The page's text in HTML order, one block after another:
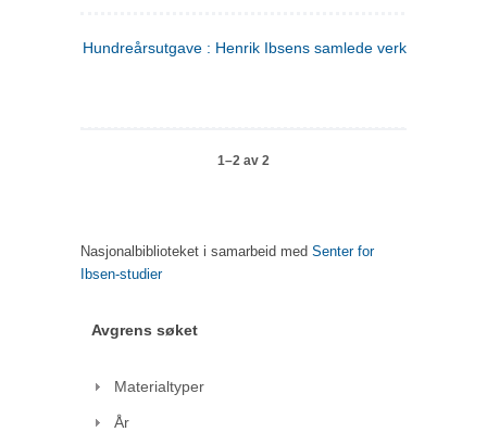
Hundreårsutgave : Henrik Ibsens samlede verker. 3
1–2 av 2
Nasjonalbiblioteket i samarbeid med Senter for
Ibsen-studier
Avgrens søket
Materialtyper
År